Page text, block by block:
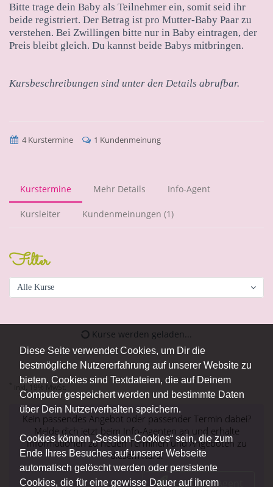
Diese Seite verwendet Cookies, um Dir die
bestmögliche Nutzererfahrung auf unserer Website zu
bieten. Cookies sind Textdateien, die auf Deinem
Computer gespeichert werden und bestimmte Daten
über Dein Nutzerverhalten speichern.
Cookies können „Session-Cookies“ sein, die zum
Ende Ihres Besuches auf unserer Webseite
automatisch gelöscht werden oder persistente
Cookies, die für eine gewisse Dauer auf ihrem
Bitte trage dein Baby als Teilnehmer ein, somit seid ihr
beide registriert. Der Betrag ist pro Mutter-Baby Paar zu
verstehen. Bei Zwillingen bitte nur in Baby eintragen, der
Preis bleibt gleich. Du kannst beide Babys mitbringen.
Kursbeschreibungen sind unter den Details abrufbar.
4 Kurstermine 1 Kundenmeinung
Kurstermine Mehr Details Info-Agent
Kursleiter Kundenmeinungen (1)
Filter
Alle Kurse
Kurse werden geladen...
inkl. 19% MwSt.
Kein passendes Angebot oder passender Termin dabei?
Melde dich jetzt beim Info-Agenten an und erhalte
Informationen zu neuen Terminen und Angeboten zu
diesem Kurs.
zum Info-Agent